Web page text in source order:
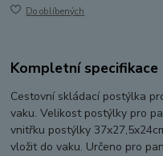
Do oblíbených
Kompletní specifikace
Cestovní skládací postýlka
vaku. Velikost postýlky pro
vnitřku postýlky
vložit do vaku. Určeno pro